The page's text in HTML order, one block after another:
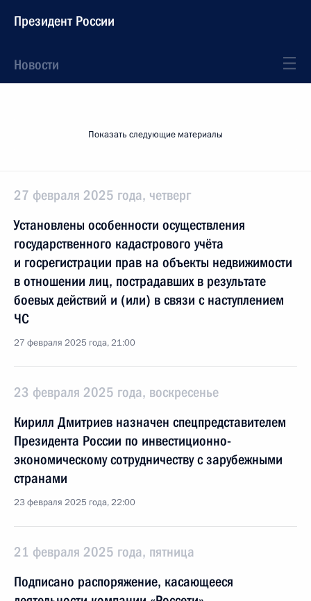
Президент России
Новости
Показать следующие материалы
27 февраля 2025 года, четверг
Установлены особенности осуществления
государственного кадастрового учёта
и госрегистрации прав на объекты недвижимости
в отношении лиц, пострадавших в результате
боевых действий и (или) в связи с наступлением
ЧС
27 февраля 2025 года, 21:00
23 февраля 2025 года, воскресенье
Кирилл Дмитриев назначен спецпредставителем
Президента России по инвестиционно-
экономическому сотрудничеству с зарубежными
странами
23 февраля 2025 года, 22:00
21 февраля 2025 года, пятница
Подписано распоряжение, касающееся